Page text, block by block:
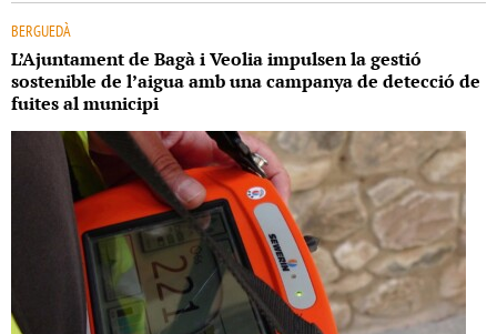
BERGUEDÀ
L’Ajuntament de Bagà i Veolia impulsen la gestió
sostenible de l’aigua amb una campanya de detecció de
fuites al municipi